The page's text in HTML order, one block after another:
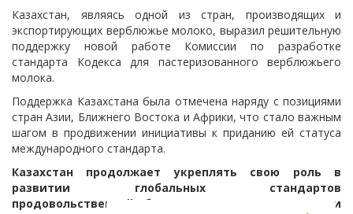
Казахстан, являясь одной из стран, производящих и
экспортирующих верблюжье молоко, выразил решительную
поддержку новой работе Комиссии по разработке
стандарта Кодекса для пастеризованного верблюжьего
молока.
Поддержка Казахстана была отмечена наряду с позициями
стран Азии, Ближнего Востока и Африки, что стало важным
шагом в продвижении инициативы к приданию ей статуса
международного стандарта.
Казахстан продолжает укреплять свою роль в
развитии глобальных стандартов
продовольственной безопасности и продвижении